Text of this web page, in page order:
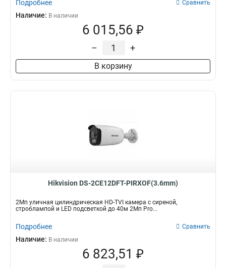
Подробнее Сравнить
Наличие: В наличии
6 015,56 ₽
– +
В корзину
Hikvision DS-2CE12DFT-PIRXOF(3.6mm)
2Мп уличная цилиндрическая HD-TVI камера с сиреной,
строблампой и LED подсветкой до 40м 2Мп Pro...
Подробнее Сравнить
Наличие: В наличии
6 823,51 ₽